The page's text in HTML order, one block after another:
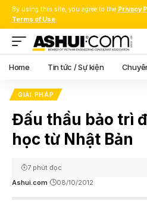
By using this site, you agree to the Privacy
Terms of Use.
Home Tin tức / Sự kiện
GIẢI PHÁP
Đấu thầu bảo trì
học từ Nhật Bản
Ashui.com 08/10/2012
7 phút đọc